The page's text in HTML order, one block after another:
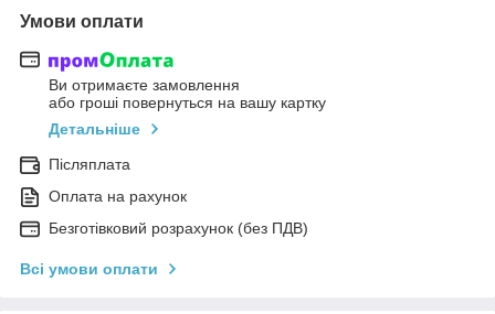
Умови оплати
Ви отримаєте замовлення
або гроші повернуться на вашу картку
Детальніше
Післяплата
Оплата на рахунок
Безготівковий розрахунок (без ПДВ)
Всі умови оплати